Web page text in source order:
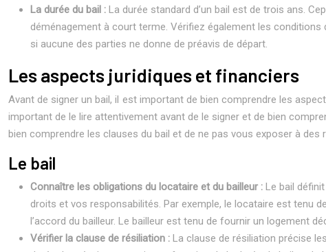
La durée du bail : La durée standard d’un bail est de trois ans.
déménagement à court terme. Vérifiez également les
si aucune des parties ne donne de préavis de départ.
Les aspects juridiques et financiers
Avant de signer un bail, il est important de bien comprendre les
important de le lire attentivement avant de le signer et de bien
bien comprendre les clauses du bail et de ne pas vous exposer à des
Le bail
Connaître les obligations du locataire et du bailleur : Le bail
droits et vos responsabilités. Par exemple, le locataire est tenu
l’accord du bailleur. Le bailleur est tenu de fournir un logement
Vérifier la clause de résiliation : La clause de résiliation précise